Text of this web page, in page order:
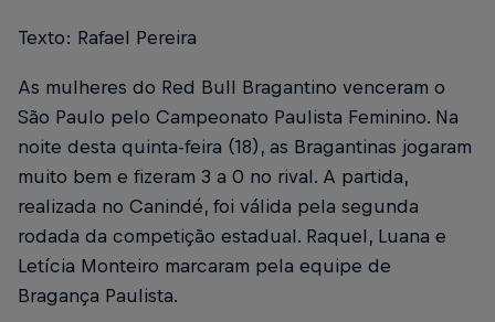
Texto: Rafael Pereira
As mulheres do Red Bull Bragantino venceram o
São Paulo pelo Campeonato Paulista Feminino. Na
noite desta quinta-feira (18), as Bragantinas jogaram
muito bem e fizeram 3 a 0 no rival. A partida,
realizada no Canindé, foi válida pela segunda
rodada da competição estadual. Raquel, Luana e
Letícia Monteiro marcaram pela equipe de
Bragança Paulista.